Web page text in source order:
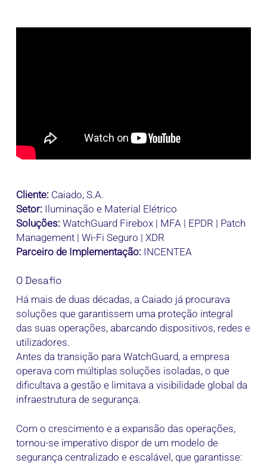
Cliente: Caiado, S.A.
Setor: Iluminação e Material Elétrico
Soluções: WatchGuard Firebox | MFA | EPDR | Patch
Management | Wi-Fi Seguro | XDR
Parceiro de Implementação: INCENTEA
O Desafio
Há mais de duas décadas, a Caiado já procurava
soluções que garantissem uma proteção integral
das suas operações, abarcando dispositivos, redes e
utilizadores.
Antes da transição para WatchGuard, a empresa
operava com múltiplas soluções isoladas, o que
dificultava a gestão e limitava a visibilidade global da
infraestrutura de segurança.
Com o crescimento e a expansão das operações,
tornou-se imperativo dispor de um modelo de
segurança centralizado e escalável, que garantisse: